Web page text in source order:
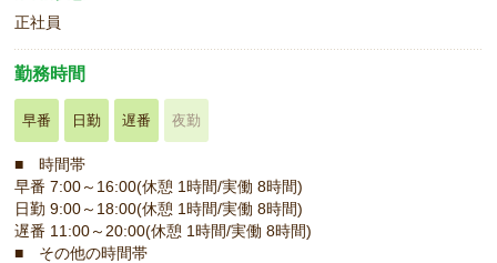
正社員
勤務時間
早番 日勤 遅番 夜勤
■ 時間帯
早番 7:00～16:00(休憩 1時間/実働 8時間)
日勤 9:00～18:00(休憩 1時間/実働 8時間)
遅番 11:00～20:00(休憩 1時間/実働 8時間)
■ その他の時間帯